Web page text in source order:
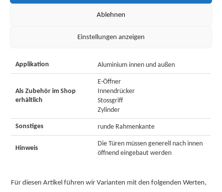
Ablehnen
Einstellungen anzeigen
rundum im Türflügel / 3-seitig im
stabile Bodenschiene - thermisch
Applikation Aluminium innen und außen
Als Zubehör im Shop
erhältlich
E-Öffner
Innendrücker
Stossgriff
Zylinder
Sonstiges runde Rahmenkante
Hinweis
Die Türen müssen generell nach innen
öffnend eingebaut werden
Für diesen Artikel führen wir Varianten mit den folgenden Werten,